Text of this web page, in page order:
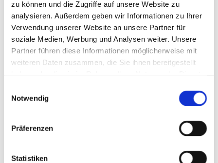
zu können und die Zugriffe auf unsere Website zu
analysieren. Außerdem geben wir Informationen zu Ihrer
Verwendung unserer Website an unsere Partner für
soziale Medien, Werbung und Analysen weiter. Unsere
Partner führen diese Informationen möglicherweise mit
weiteren Daten zusammen, die Sie ihnen bereitgestellt
Notwendig
Präferenzen
Statistiken
Schreiben Sie uns